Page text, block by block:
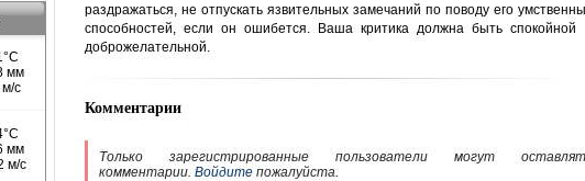
раздражаться, не отпускать язвительных замечаний по поводу его
способностей, если он ошибется. Ваша критика должна быть спокойной
доброжелательной.
Комментарии
Только зарегистрированные пользователи могут
комментарии. Войдитепожалуйста.